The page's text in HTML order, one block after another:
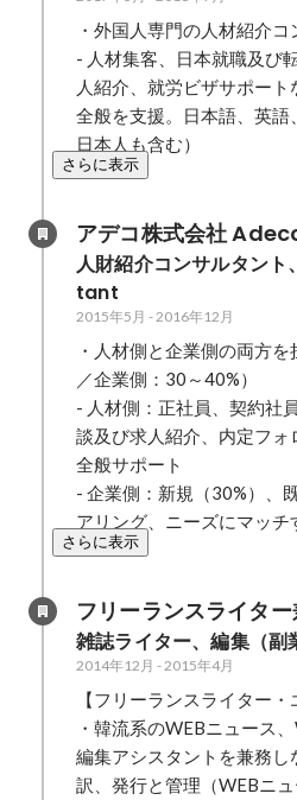
・外国人専門の人材紹介コ
- 人材集客、日本就職及び
人紹介、就労ビザサポー
全般を支援。日本語、英語
日本人も含む）
さらに表示
アデコ株式会社
人財紹介コンサルタン
tant
2015年5月 - 2016年12月
・人材側と企業側の両方
／企業側：30～40%）
- 人材側：正社員、契約社
談及び求人紹介、内定フ
全般サポート
- 企業側：新規（30%）、
アリング、ニーズにマッチ
さらに表示
フリーランスライタ
雑誌ライター、編集（副
2014年12月 - 2015年4月
【フリーランスライター
・韓流系のWEBニュース
編集アシスタントを兼務
訳、発行と管理（WEBニ